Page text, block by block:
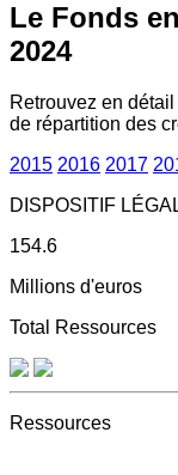
Le Fonds
2024
Retrouvez en
de répartition des
2015 2016 2017
DISPOSITIF
154.6
Millions d'euros
Total Ressources
Ressources